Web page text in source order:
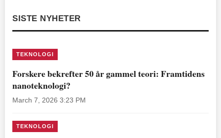
SISTE NYHETER
TEKNOLOGI
Forskere bekrefter 50 år gammel teori: Framtidens
nanoteknologi?
March 7, 2026 3:23 PM
TEKNOLOGI